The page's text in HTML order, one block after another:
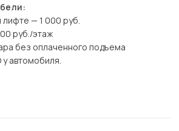
— 1 000 руб.
руб./этаж
без оплаченного подъема
автомобиля.